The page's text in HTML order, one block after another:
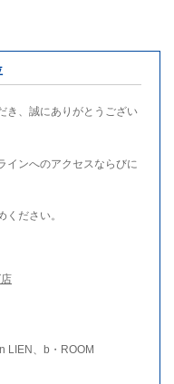
き、誠にありがとうござい
インへのアクセスならびに
ださい。
LIEN、b・ROOM